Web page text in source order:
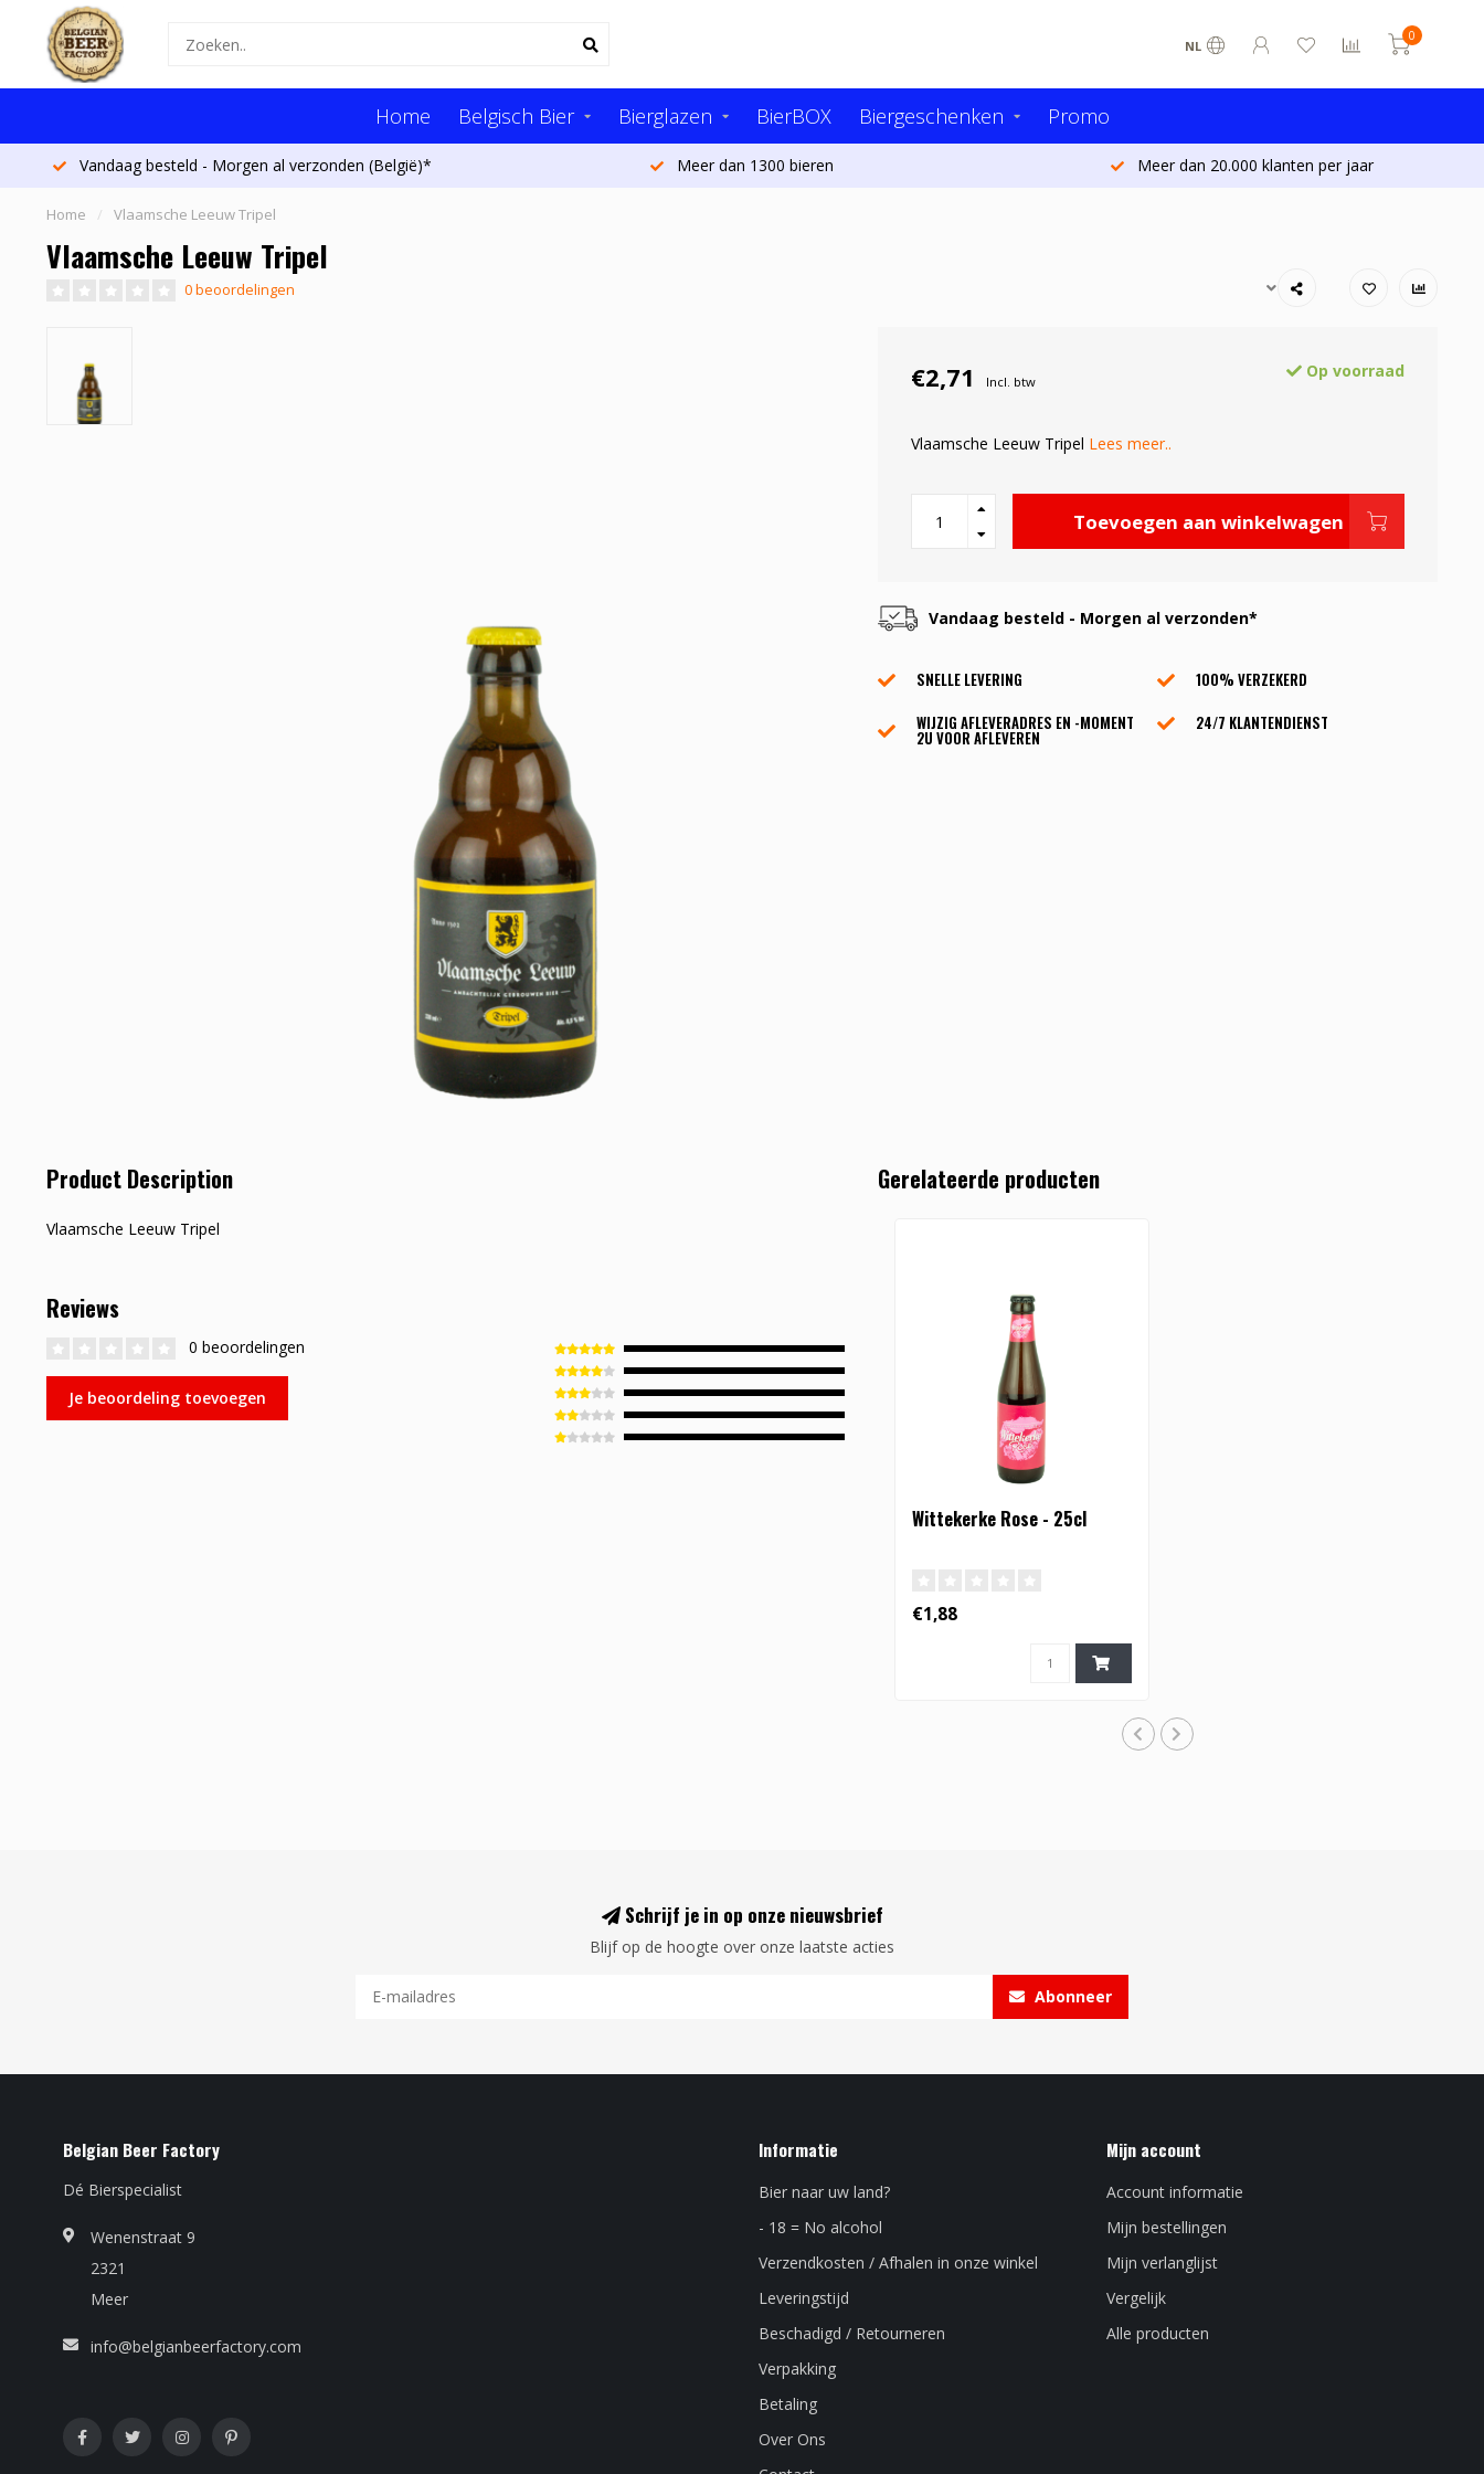
NL
0
Home Belgisch Bier Bierglazen BierBOX Biergeschenken Promo
Vandaag besteld - Morgen al verzonden (België)* Meer dan 1300 bieren Meer dan 20.000 klanten per jaar
Home / Vlaamsche Leeuw Tripel
Vlaamsche Leeuw Tripel
0 beoordelingen
€2,71 Incl. btw
Op voorraad
Vlaamsche Leeuw Tripel Lees meer..
Toevoegen aan winkelwagen
Vandaag besteld - Morgen al verzonden*
SNELLE LEVERING
100% VERZEKERD
WIJZIG AFLEVERADRES EN -MOMENT
2U VOOR AFLEVEREN
24/7 KLANTENDIENST
Product Description
Vlaamsche Leeuw Tripel
Reviews
0 beoordelingen
Je beoordeling toevoegen
Gerelateerde producten
Wittekerke Rose - 25cl
€1,88
Schrijf je in op onze nieuwsbrief
Blijf op de hoogte over onze laatste acties
Abonneer
Belgian Beer Factory
Dé Bierspecialist
Wenenstraat 9
2321
Meer
info@belgianbeerfactory.com
Informatie
Bier naar uw land?
- 18 = No alcohol
Verzendkosten / Afhalen in onze winkel
Leveringstijd
Beschadigd / Retourneren
Verpakking
Betaling
Over Ons
Mijn account
Account informatie
Mijn bestellingen
Mijn verlanglijst
Vergelijk
Alle producten